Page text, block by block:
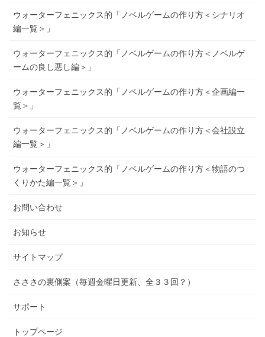
ウォーターフェニックス的「ノベルゲームの作り方＜シナリオ
編一覧＞」
ウォーターフェニックス的「ノベルゲームの作り方＜ノベルゲ
ームの良し悪し編＞」
ウォーターフェニックス的「ノベルゲームの作り方＜企画編一
覧＞」
ウォーターフェニックス的「ノベルゲームの作り方＜会社設立
編一覧＞」
ウォーターフェニックス的「ノベルゲームの作り方＜物語のつ
くりかた編一覧＞」
お問い合わせ
お知らせ
サイトマップ
さささの裏側案（毎週金曜日更新、全３３回？）
サポート
トップページ